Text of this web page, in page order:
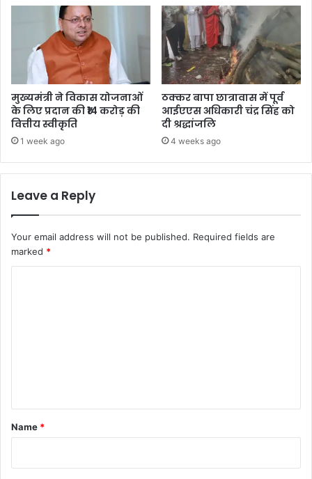
मुख्यमंत्री ने विकास योजनाओं
के लिए प्रदान की ₹14 करोड़ की
वित्तीय स्वीकृति
1 week ago
ठक्कर बापा छात्रावास में पूर्व
आईएएस अधिकारी चंद्र सिंह को
दी श्रद्धांजलि
4 weeks ago
Leave a Reply
Your email address will not be published. Required fields are
marked *
*
Name *